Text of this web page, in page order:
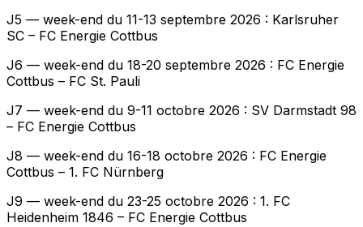
J5 — week-end du 11-13 septembre 2026 : Karlsruher
SC – FC Energie Cottbus
J6 — week-end du 18-20 septembre 2026 : FC Energie
Cottbus – FC St. Pauli
J7 — week-end du 9-11 octobre 2026 : SV Darmstadt 98
– FC Energie Cottbus
J8 — week-end du 16-18 octobre 2026 : FC Energie
Cottbus – 1. FC Nürnberg
J9 — week-end du 23-25 octobre 2026 : 1. FC
Heidenheim 1846 – FC Energie Cottbus